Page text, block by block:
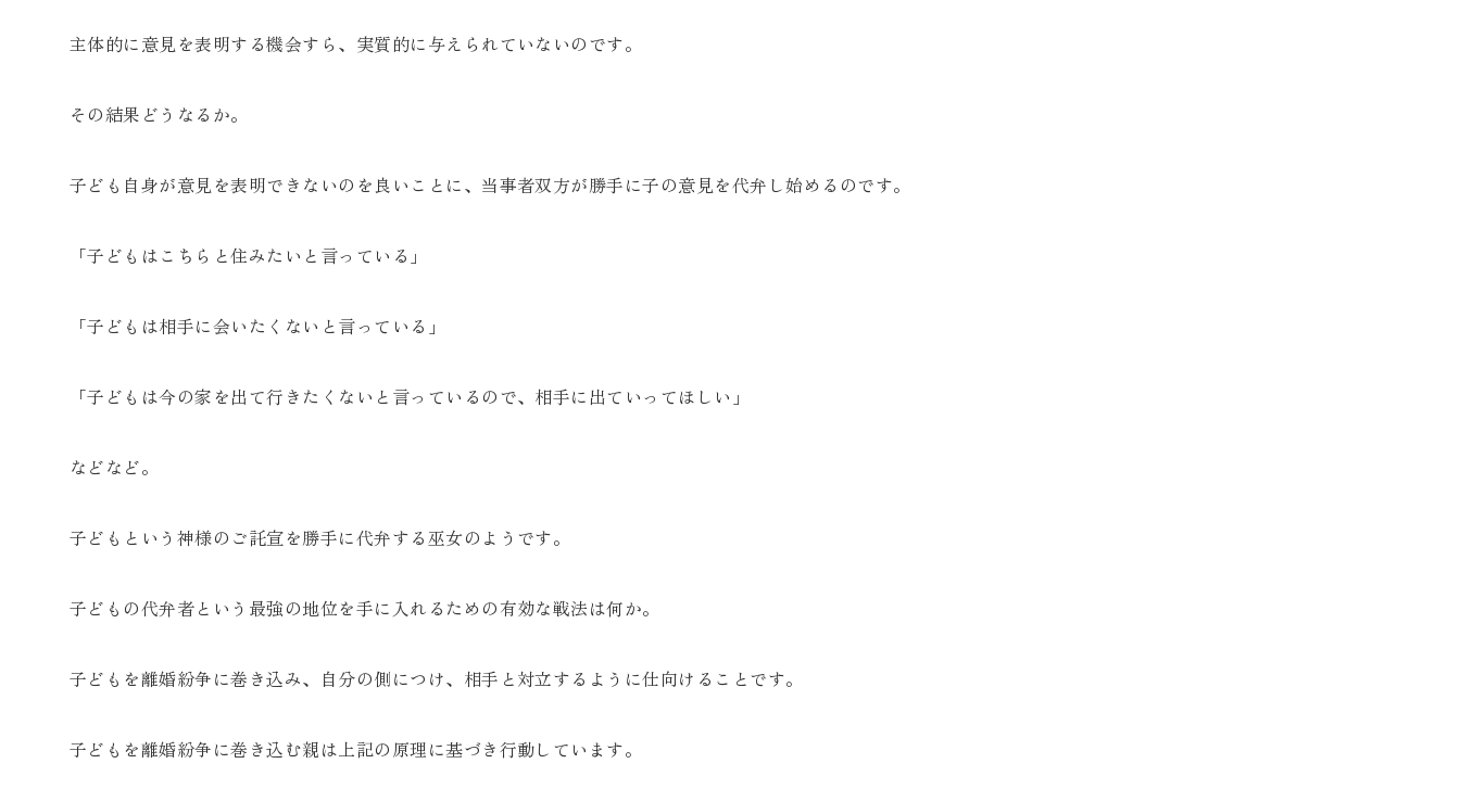
主体的に意見を表明する機会すら、実質的に与えられていないのです。
その結果どうなるか。
子ども自身が意見を表明できないのを良いことに、当事者双方が勝手に子の意見を代弁し始めるのです。
「子どもはこちらと住みたいと言っている」
「子どもは相手に会いたくないと言っている」
「子どもは今の家を出て行きたくないと言っているので、相手に出ていってほしい」
などなど。
子どもという神様のご託宣を勝手に代弁する巫女のようです。
子どもの代弁者という最強の地位を手に入れるための有効な戦法は何か。
子どもを離婚紛争に巻き込み、自分の側につけ、相手と対立するように仕向けることです。
子どもを離婚紛争に巻き込む親は上記の原理に基づき行動しています。